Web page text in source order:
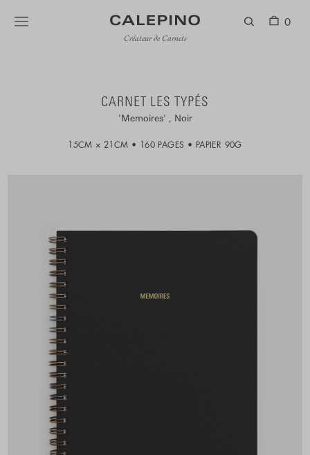
Créateur de Carnets
0
CARNET LES TYPÉS
Memoires Noir
15CM × 21CM 160 PAGES PAPIER 90G